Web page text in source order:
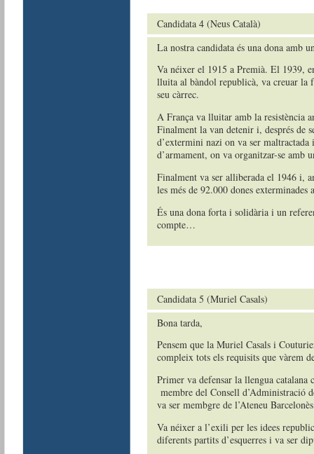
Candidata 4 (Neus Català)
La nostra candidata és una dona amb
Va néixer el 1915 a Premià. El 1939,
lluita al bàndol republicà, va creuar la
seu càrrec.
A França va lluitar amb la resistència
Finalment la van detenir i, després de
d’extermini nazi on va ser
d’armament, on va organitzar-se amb
Finalment va ser alliberada el 1946 i,
les més de 92.000 dones exterminades
És una dona forta i solidària i un
compte…
Candidata 5 (Muriel Casals)
Bona tarda,
Pensem que la Muriel Casals i
compleix tots els requisits que vàrem
Primer va defensar la llengua
membre del Consell d’Administració
va ser membgre de l’Ateneu
Va néixer a l’exili per les idees
diferents partits d’esquerres i va ser